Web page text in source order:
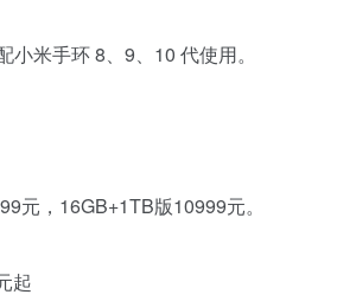
米手环 8、9、10 代使用。
元，16GB+1TB版10999元。
起